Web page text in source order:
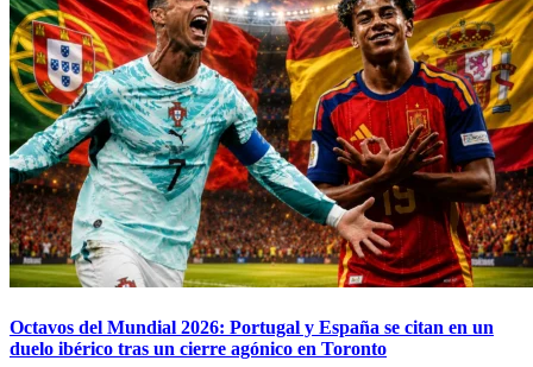
Octavos del Mundial 2026: Portugal y España se citan en un
duelo ibérico tras un cierre agónico en Toronto